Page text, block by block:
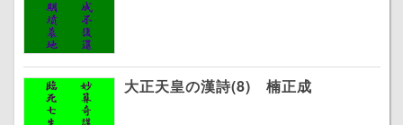
大正天皇の漢詩(8) 楠正成